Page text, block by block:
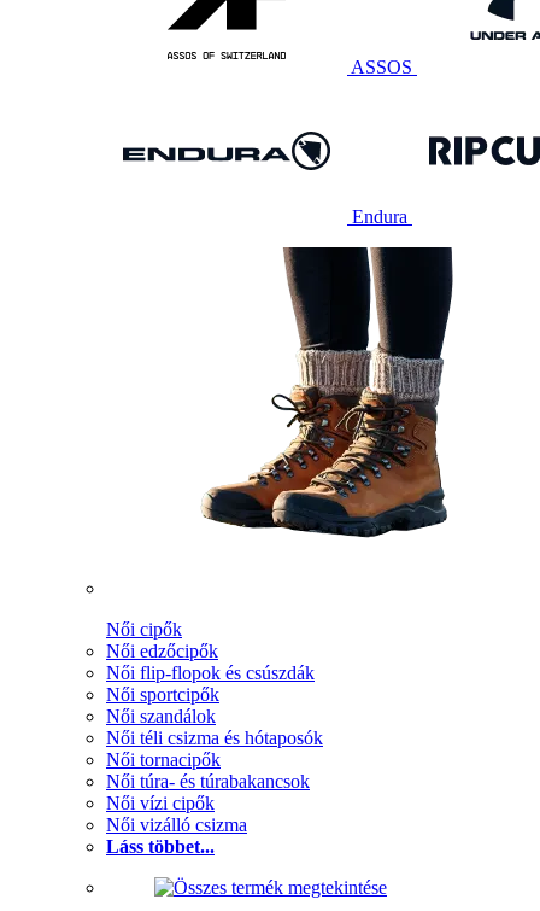
ASSOS
Endura
Női cipők
Női edzőcipők
Női flip-flopok és csúszdák
Női sportcipők
Női szandálok
Női téli csizma és hótaposók
Női tornacipők
Női túra- és túrabakancsok
Női vízi cipők
Női vizálló csizma
Láss többet...